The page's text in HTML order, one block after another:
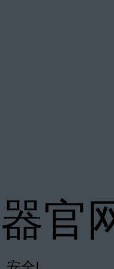
官